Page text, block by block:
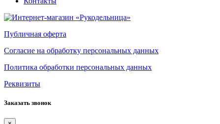
Публичная оферта
Согласие на обработку персональных данных
Политика обработки персональных данных
Реквизиты
Заказать звонок